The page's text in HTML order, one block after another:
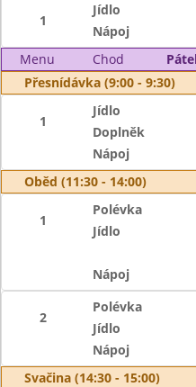
1
Jídlo
Nápoj
Menu
Chod
Přesnídávka (9:00 - 9:30)
1
Jídlo
Doplněk
Nápoj
Oběd (11:30 - 14:00)
1
Polévka
Jídlo
Nápoj
2
Polévka
Jídlo
Nápoj
Svačina (14:30 - 15:00)